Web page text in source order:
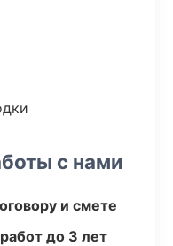
с нами
и смете
до 3 лет